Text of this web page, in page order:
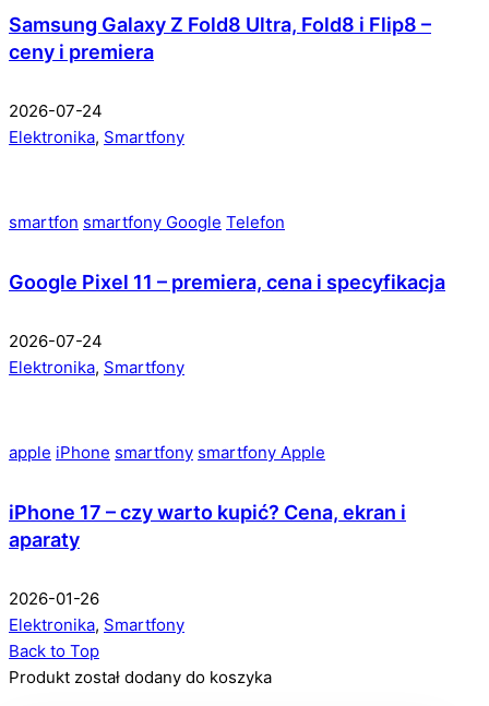
Samsung Galaxy Z Fold8 Ultra, Fold8 i Flip8 –
ceny i premiera
2026-07-24
Elektronika, Smartfony
smartfon smartfony Google Telefon
Google Pixel 11 – premiera, cena i specyfikacja
2026-07-24
Elektronika, Smartfony
apple iPhone smartfony smartfony Apple
iPhone 17 – czy warto kupić? Cena, ekran i
aparaty
2026-01-26
Elektronika, Smartfony
Back to Top
Produkt został dodany do koszyka